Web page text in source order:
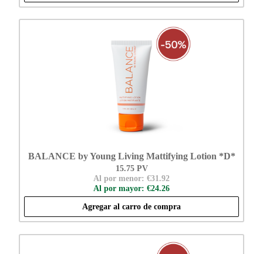
BALANCE by Young Living Mattifying Lotion *D*
15.75 PV
Al por menor: €31.92
Al por mayor: €24.26
Agregar al carro de compra